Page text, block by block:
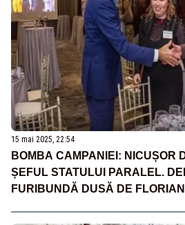
15 mai 2025, 22:54
BOMBA CAMPANIEI: NICUȘOR
ȘEFUL STATULUI PARALEL.
FURIBUNDĂ DUSĂ DE